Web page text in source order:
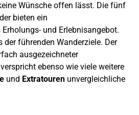
Wünsche offen lässt. Die fünf
bieten ein
und Erlebnisangebot.
der führenden Wanderziele. Der
ausgezeichneter
ebenso wie viele weitere
und Extratouren unvergleichliche